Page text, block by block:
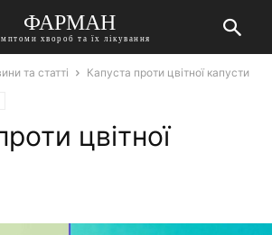
ФАРМАН
хвороб та їх лікування
та статті Капуста проти цвітної капусти
цвітної